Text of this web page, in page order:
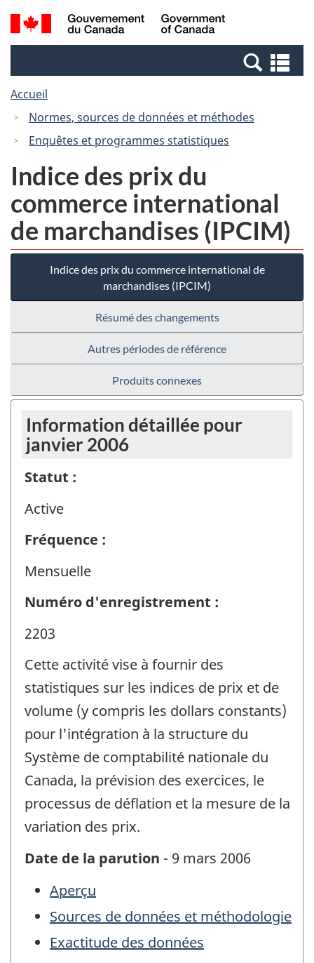
Passer
au
Passer
à
Canada
Recherche
et
et
Accueil
Normes, sources de données et méthodes
Enquêtes et programmes statistiques
Indice des prix du
commerce international
de marchandises (IPCIM)
Indice des prix du commerce international de
marchandises (IPCIM)
Résumé des changements
Autres périodes de référence
Produits connexes
Information détaillée pour
janvier 2006
Statut :
Active
Fréquence :
Mensuelle
Numéro d'enregistrement :
2203
Cette activité vise à fournir des
statistiques sur les indices de prix et de
volume (y compris les dollars constants)
pour l'intégration à la structure du
Système de comptabilité nationale du
Canada, la prévision des exercices, le
processus de déflation et la mesure de la
variation des prix.
Date de la parution - 9 mars 2006
Aperçu
Sources de données et méthodologie
Exactitude des données